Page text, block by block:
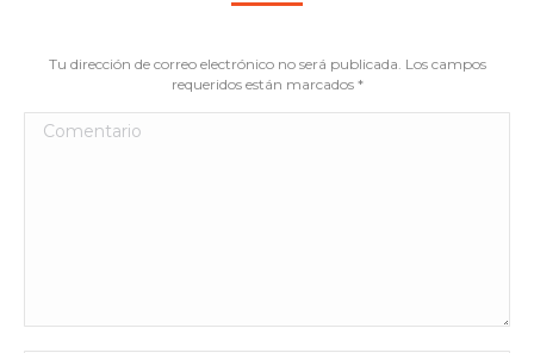
Tu dirección de correo electrónico no será publicada. Los campos
requeridos están marcados *
Comentario